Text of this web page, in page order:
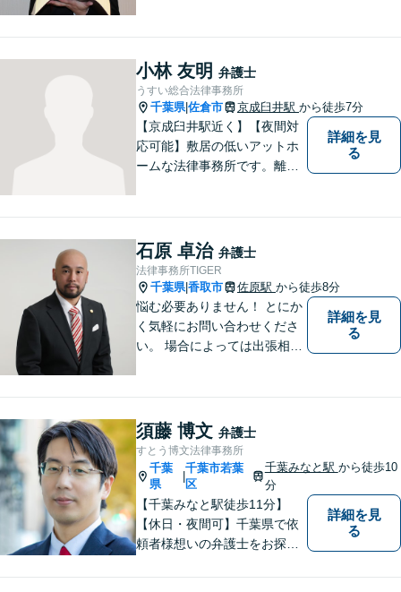
相続、離婚・男女問題、交通
事故の案件を広く受け付けて
います。 ぜひご相談くださ
い。
小林 友明 弁護士
うすい総合法律事務所
千葉県|佐倉市 京成臼井駅 から徒歩7分
【京成臼井駅近く】【夜間対
応可能】敷居の低いアットホ
ームな法律事務所です。離婚
【地域に根差し他弁護士】的
確なアドバイスやサポートで
ご相談者様のお役に立てるよ
う尽力します。
詳細を見
る
石原 卓治 弁護士
法律事務所TIGER
千葉県|香取市 佐原駅 から徒歩8分
悩む必要ありません！ とにか
く気軽にお問い合わせくださ
い。 場合によっては出張相談
詳細を見
る
須藤 博文 弁護士
すとう博文法律事務所
千葉
県
千葉市若葉
区
千葉みなと駅 から徒歩10
分
【千葉みなと駅徒歩11分】
【休日・夜間可】千葉県で依
頼者様想いの弁護士をお探し
の経済面・精神面を大切に
詳細を見
る